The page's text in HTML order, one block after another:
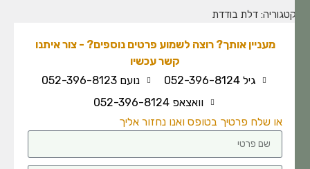
דלת בודדת
מעניין אותך? רוצה לשמוע פרטים נוספים? - צור איתנו
קשר עכשיו
גיל 052-396-8124
נועם 052-396-8123
וואצאפ 052-396-8124
או שלח פרטיך בטופס ואנו נחזור אליך